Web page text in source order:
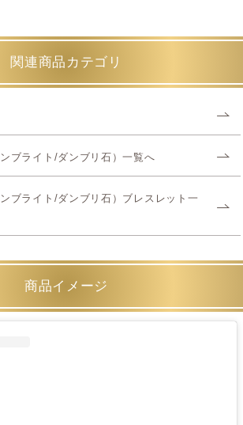
関連商品カテゴリ
ブライト/ダンブリ石）一覧へ
ブライト/ダンブリ石）ブレスレット一
商品イメージ